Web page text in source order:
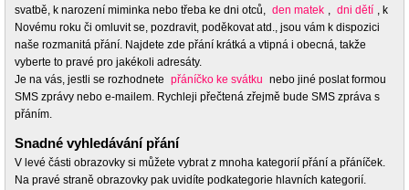
svatbě, k narození miminka nebo třeba ke dni otců, den matek , dni dětí , k
Novému roku či omluvit se, pozdravit, poděkovat atd., jsou vám k dispozici
naše rozmanitá přání. Najdete zde přání krátká a vtipná i obecná, takže
vyberte to pravé pro jakékoli adresáty.
Je na vás, jestli se rozhodnete přáníčko ke svátku nebo jiné poslat formou
SMS zprávy nebo e-mailem. Rychleji přečtená zřejmě bude SMS zpráva s
přáním.
Snadné vyhledávání přání
V levé části obrazovky si můžete vybrat z mnoha kategorií přání a přáníček.
Na pravé straně obrazovky pak uvidíte podkategorie hlavních kategorií.